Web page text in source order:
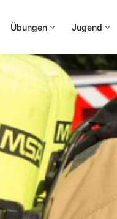
Übungen Jugend